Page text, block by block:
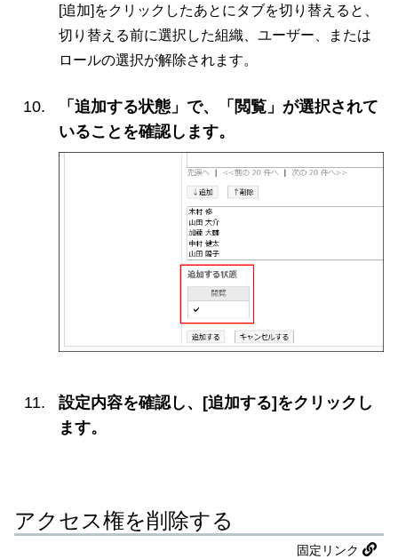
[追加]をクリックしたあとにタブを切り替えると、
切り替える前に選択した組織、ユーザー、または
ロールの選択が解除されます。
「追加する状態」で、「閲覧」が選択されて
いることを確認します。
設定内容を確認し、[追加する]をクリックし
ます。
アクセス権を削除する
固定リンク